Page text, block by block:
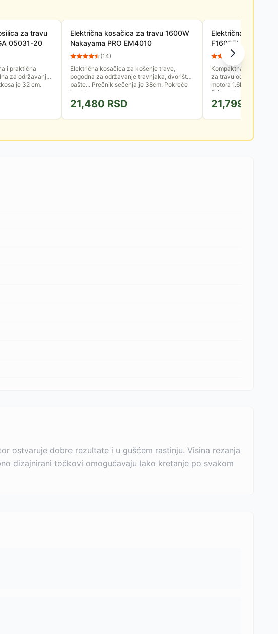
za travu
05031-20
i praktična
za održavanje
je 32 cm.
Električna kosačica za travu 1600W
Nakayama PRO EM4010
(14)
Električna kosačica za košenje trave,
pogodna za održavanje travnjaka, dvorišta,
bašte... Prečnik sečenja je 38cm. Pokreće
je elektromotor snage...
21,480 RSD
Električna kosilica
F1600EI
71
Kompaktna električna
za travu od 50 litara.
motora 1.6kW,
širina otkosa 38 cm.
21,799
ostvaruje dobre rezultate i u gušćem rastinju. Visina rezanja
dizajnirani točkovi omogućavaju lako kretanje po svakom